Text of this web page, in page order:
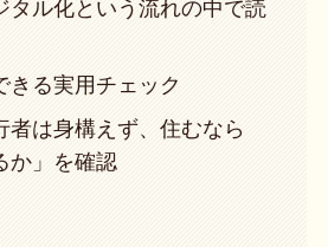
タル化という流れの中で読
きる実用チェック
者は身構えず、住むなら
か」を確認